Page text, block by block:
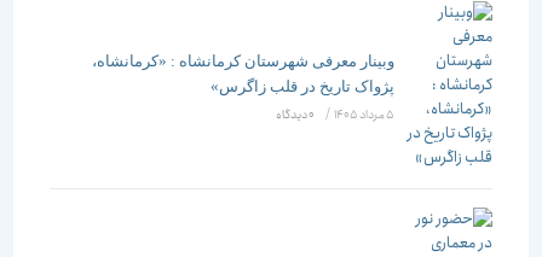
وبینار معرفی شهرستان کرمانشاه : «کرمانشاه،
پژواک تاریخ در قلب زاگرس»
/ ۰ دیدگاه